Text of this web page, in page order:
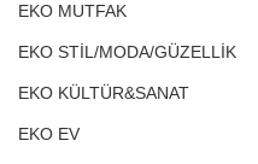
EKO MUTFAK
EKO STİL/MODA/GÜZELLİK
EKO KÜLTÜR&SANAT
EKO EV